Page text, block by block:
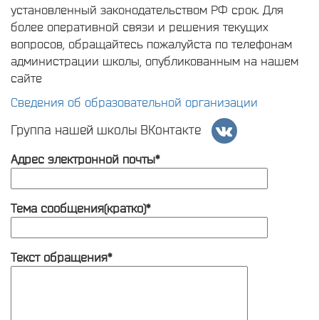
установленный законодательством РФ срок. Для
более оперативной связи и решения текущих
вопросов, обращайтесь пожалуйста по телефонам
администрации школы, опубликованным на нашем
сайте
Сведения об образовательной организации
Группа нашей школы ВКонтакте
Адрес электронной почты*
Тема сообщения(кратко)*
Текст обращения*